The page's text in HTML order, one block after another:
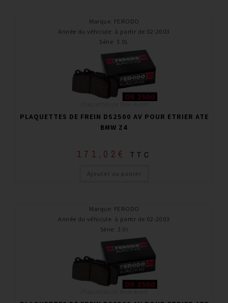
Marque: FERODO
Année du véhicule: à partir de 02-2003
Série: 3.0L
PLAQUETTES DE FREIN DS2500 AV POUR ETRIER ATE
BMW Z4
171,02 € TTC
Ajouter au panier
Marque: FERODO
Année du véhicule: à partir de 02-2003
Série: 3.0I